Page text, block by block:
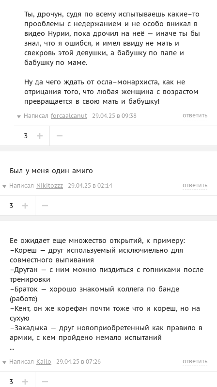
Ты, дрочун, судя по всему испытываешь какие–то
прооблемы с недержанием и не особо вникал в
видео Нурии, пока дрочил на неё — иначе ты бы
знал, что я ошибся, и имел ввиду не мать и
свекровь этой девушки, а бабушку по папе и
бабушку по маме.
Ну да чего ждать от осла–монархиста, как не
отрицания того, что любая женщина с возрастом
превращается в свою мать и бабушку!
Написал forcaalcanut 29.04.25 в 09:38 ответить
3
Был у меня один амиго
Написал Nikitozzz 29.04.25 в 02:14 ответить
3
Ее ожидает еще множество открытий, к примеру:
–Кореш — друг используемый исключиельно для
совместного выпивания
–Друган — с ним можно пиздиться с гопниками после
тренировки
–Браток — хорошо знакомый коллега по банде
(работе)
–Кент, он же корефан почти тоже что и кореш, но на
сухую
–Закадыка — друг новоприобретенный как правило в
армии, с кем пройдено немало испытаний
...
Написал Kailo 29.04.25 в 07:26 ответить
3